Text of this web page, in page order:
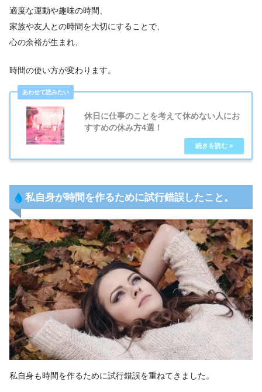
適度な運動や趣味の時間、
家族や友人との時間を大切にすることで、
心の余裕が生まれ、
時間の使い方が変わります。
休日に仕事のことを考えて休めない人にお
すすめの休み方4選！
私自身が時間を作るために試行錯誤したこと。
私自身も時間を作るために試行錯誤を重ねてきました。